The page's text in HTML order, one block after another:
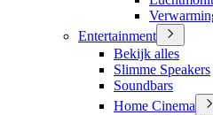
Entertainment
Bekijk alles
Slimme Speakers
Soundbars
Home Cinema